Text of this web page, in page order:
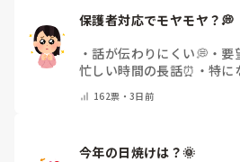
保護者対応でモヤモヤ？💭
・話が伝わりにくい💭 ・ 要
忙しい時間の長話⏰ ・ 特に
162票・3日前
今年の日焼けは？🌞